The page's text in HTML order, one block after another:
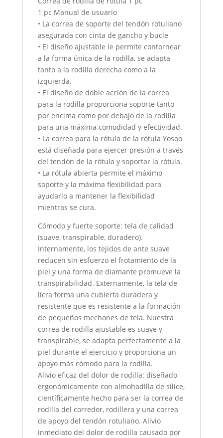
1 pc Manual de usuario
• La correa de soporte del tendón rotuliano
asegurada con cinta de gancho y bucle
• El diseño ajustable le permite contornear
a la forma única de la rodilla, se adapta
tanto a la rodilla derecha como a la
izquierda.
• El diseño de doble acción de la correa
para la rodilla proporciona soporte tanto
por encima como por debajo de la rodilla
para una máxima comodidad y efectividad.
• La correa para la rótula de la rótula Yosoo
está diseñada para ejercer presión a través
del tendón de la rótula y soportar la rótula.
• La rótula abierta permite el máximo
soporte y la máxima flexibilidad para
ayudarlo a mantener la flexibilidad
mientras se cura.
Cómodo y fuerte soporte: tela de calidad
(suave, transpirable, duradero).
Internamente, los tejidos de ante suave
reducen sin esfuerzo el frotamiento de la
piel y una forma de diamante promueve la
transpirabilidad. Externamente, la tela de
licra forma una cubierta duradera y
resistente que es resistente a la formación
de pequeños mechones de tela. Nuestra
correa de rodilla ajustable es suave y
transpirable, se adapta perfectamente a la
piel durante el ejercicio y proporciona un
apoyo más cómodo para la rodilla.
Alivio eficaz del dolor de rodilla: diseñado
ergonómicamente con almohadilla de sílice,
científicamente hecho para ser la correa de
rodilla del corredor, rodillera y una correa
de apoyo del tendón rotuliano. Alivio
inmediato del dolor de rodilla causado por